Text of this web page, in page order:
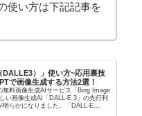
使い方は下記記事を
DALLE3）」使い方~応用裏技
で画像生成する方法2選！
無料画像生成AIサービス「Bing Image
い画像生成AI「DALL-E 3」の先行利
明らかになりました。「DALL-E